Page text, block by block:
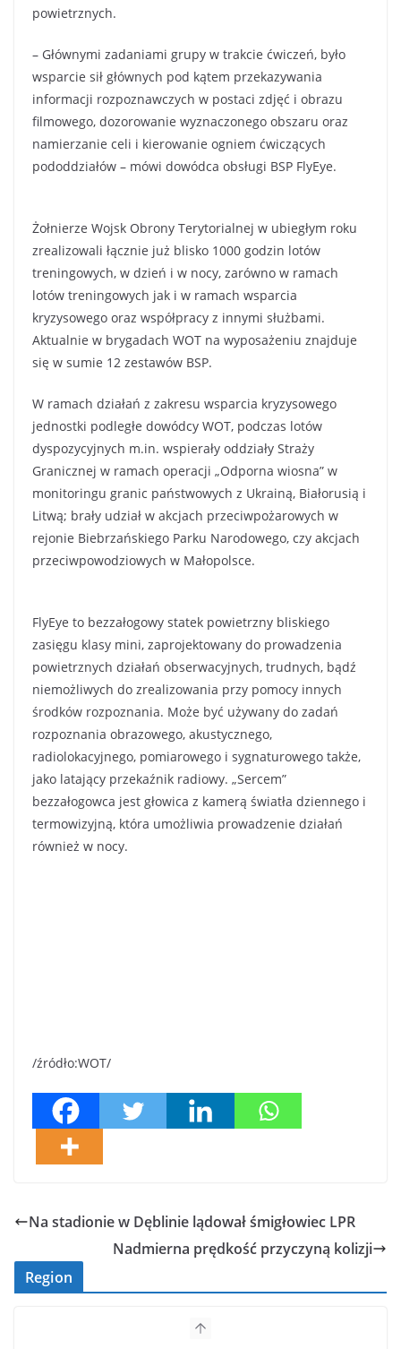
powietrznych.
– Głównymi zadaniami grupy w trakcie ćwiczeń, było
wsparcie sił głównych pod kątem przekazywania
informacji rozpoznawczych w postaci zdjęć i obrazu
filmowego, dozorowanie wyznaczonego obszaru oraz
namierzanie celi i kierowanie ogniem ćwiczących
pododdziałów – mówi dowódca obsługi BSP FlyEye.
Żołnierze Wojsk Obrony Terytorialnej w ubiegłym roku
zrealizowali łącznie już blisko 1000 godzin lotów
treningowych, w dzień i w nocy, zarówno w ramach
lotów treningowych jak i w ramach wsparcia
kryzysowego oraz współpracy z innymi służbami.
Aktualnie w brygadach WOT na wyposażeniu znajduje
się w sumie 12 zestawów BSP.
W ramach działań z zakresu wsparcia kryzysowego
jednostki podległe dowódcy WOT, podczas lotów
dyspozycyjnych m.in. wspierały oddziały Straży
Granicznej w ramach operacji „Odporna wiosna” w
monitoringu granic państwowych z Ukrainą, Białorusią i
Litwą; brały udział w akcjach przeciwpożarowych w
rejonie Biebrzańskiego Parku Narodowego, czy akcjach
przeciwpowodziowych w Małopolsce.
FlyEye to bezzałogowy statek powietrzny bliskiego
zasięgu klasy mini, zaprojektowany do prowadzenia
powietrznych działań obserwacyjnych, trudnych, bądź
niemożliwych do zrealizowania przy pomocy innych
środków rozpoznania. Może być używany do zadań
rozpoznania obrazowego, akustycznego,
radiolokacyjnego, pomiarowego i sygnaturowego także,
jako latający przekaźnik radiowy. „Sercem”
bezzałogowca jest głowica z kamerą światła dziennego i
termowizyjną, która umożliwia prowadzenie działań
również w nocy.
/źródło:WOT/
Na stadionie w Dęblinie lądował śmigłowiec LPR
Nadmierna prędkość przyczyną kolizji
Region